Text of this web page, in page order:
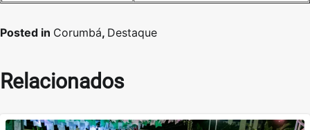
Posted in Corumbá, Destaque
Relacionados